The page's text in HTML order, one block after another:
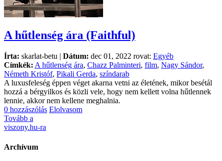
A hűtlenség ára (Faithful)
Írta: skarlat-betu | Dátum: dec 01, 2022 rovat: Egyéb
Címkék: A hűtlenség ára, Chazz Palminteri, film, Nagy Sándor,
Németh Kristóf, Pikali Gerda, színdarab
A luxusfeleség éppen véget akarna vetni az életének, mikor besétál
hozzá a bérgyilkos és közli vele, hogy nem kellett volna hűtlennek
lennie, akkor nem kellene meghalnia.
0 hozzászólás Elolvasom
Tovább a
viszony.hu-ra
Archívum